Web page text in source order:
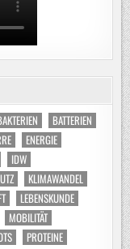
BATTERIEN
ENERGIE
IDW
KLIMAWANDEL
LEBENSKUNDE
MOBILITÄT
PROTEINE